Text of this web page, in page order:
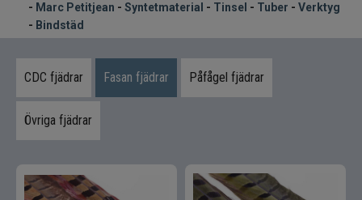
Syntetmaterial
Tinsel
Tuber
Verktyg bindstäd
Flugfiske
- Marc Petitjean - Syntetmaterial - Tinsel - Tuber - Verktyg
- Bindstäd
CDC fjädrar Fasan fjädrar Påfågel fjädrar
Övriga fjädrar